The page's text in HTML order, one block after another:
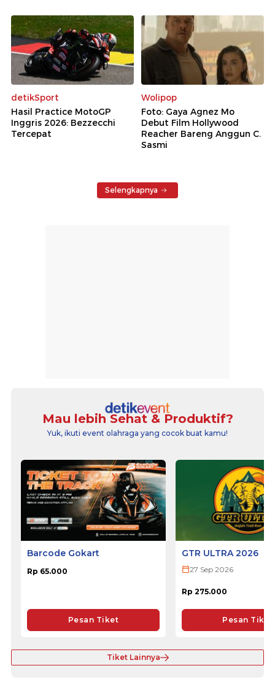
detikSport
Hasil Practice MotoGP
Inggris 2026: Bezzecchi
Tercepat
Wolipop
Foto: Gaya Agnez Mo
Debut Film Hollywood
Reacher Bareng Anggun C.
Sasmi
Selengkapnya
Mau lebih Sehat & Produktif?
Yuk, ikuti event olahraga yang cocok buat kamu!
Barcode Gokart
Rp 65.000
Pesan Tiket
GTR ULTRA 2026
27 Sep 2026
Rp 275.000
Pesan Tiket
Tiket Lainnya